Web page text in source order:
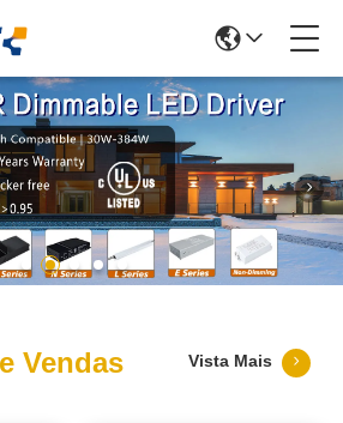
Vendas Vista Mais